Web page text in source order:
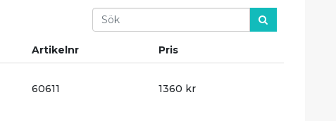
Search
Artikelnr Pris
60611 1360 kr